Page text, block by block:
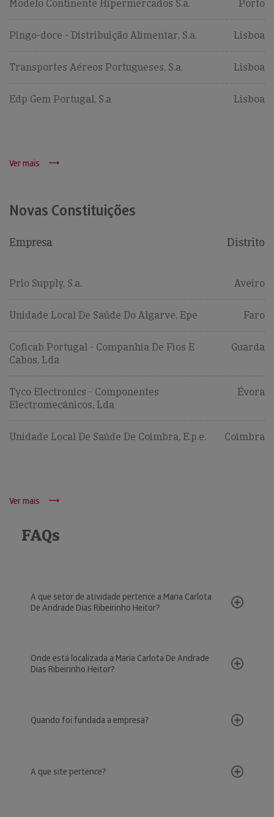
Modelo Continente Hipermercados S.a. Porto
Pingo-doce - Distribuição Alimentar, S.a. Lisboa
Transportes Aéreos Portugueses, S.a. Lisboa
Edp Gem Portugal, S.a Lisboa
Ver mais
Novas Constituições
Empresa Distrito
Prio Supply, S.a. Aveiro
Unidade Local De Saúde Do Algarve, Epe Faro
Coficab Portugal - Companhia De Fios E
Cabos, Lda
Guarda
Tyco Electronics - Componentes
Electromecânicos, Lda
Évora
Unidade Local De Saúde De Coimbra, E.p.e. Coimbra
Ver mais
FAQs
A que setor de atividade pertence a Maria Carlota
De Andrade Dias Ribeirinho Heitor?
Onde está localizada a Maria Carlota De Andrade
Dias Ribeirinho Heitor?
Quando foi fundada a empresa?
A que site pertence?